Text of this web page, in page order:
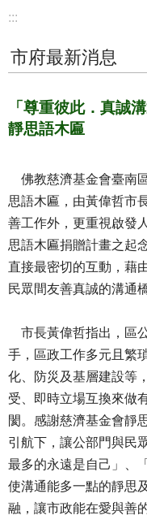
:::
市府最新消息
「尊重彼此．真誠
靜思語木匾
佛教慈濟基金會臺南
思語木匾，由黃偉哲市
善工作外，更重視啟發
思語木匾捐贈計畫之起
直接最密切的互動，藉
民眾間友善真誠的溝通
市長黃偉哲指出，區
手，區政工作多元且繁
化、防災及基層建設等
受、即時立場互換來做
閡。感謝慈濟基金會靜
引航下，讓公部門與民
最多的永遠是自己」、
使溝通能多一點的靜思
融，讓市政能在愛與善